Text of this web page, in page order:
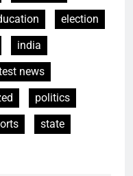
election
india
news
politics
state